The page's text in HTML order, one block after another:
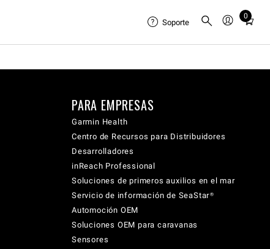
Soporte
0
Total
cart:
PARA EMPRESAS
Garmin Health
Centro de Recursos para Distribuidores
Desarrolladores
inReach Professional
Soluciones de primeros auxilios en el mar
Servicio de información de SeaStar®
Automoción OEM
Soluciones OEM para caravanas
Sensores